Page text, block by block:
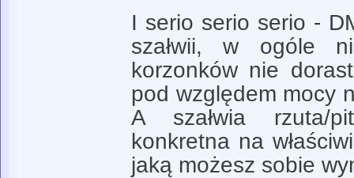
I serio serio serio -
szałwii, w ogóle
korzonków nie
pod względem mocy
A szałwia rzuta/
konkretna na
jaką możesz sobie